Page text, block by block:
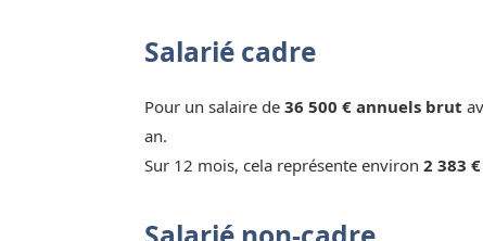
Salarié cadre
Pour un salaire de 36 500 € annuels brut
an.
Sur 12 mois, cela représente environ 2 383